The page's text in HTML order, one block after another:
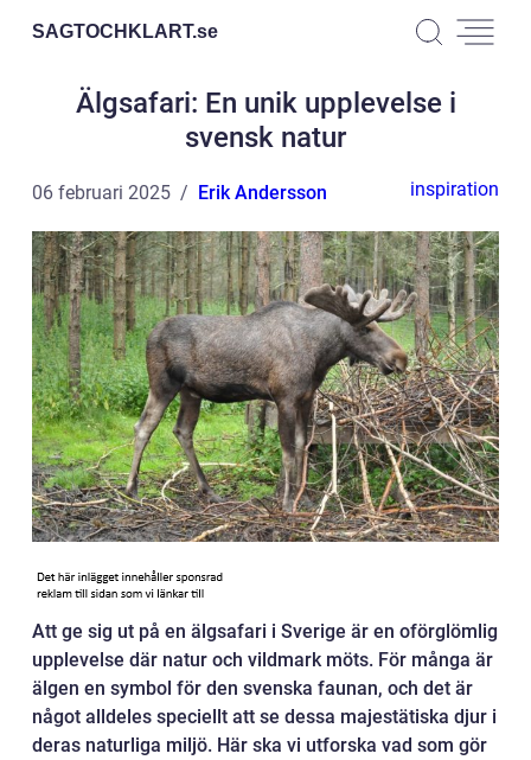
SAGTOCHKLART.se
Älgsafari: En unik upplevelse i
svensk natur
06 februari 2025 Erik Andersson inspiration
Att ge sig ut på en älgsafari i Sverige är en oförglömlig
upplevelse där natur och vildmark möts. För många är
älgen en symbol för den svenska faunan, och det är
något alldeles speciellt att se dessa majestätiska djur i
deras naturliga miljö. Här ska vi utforska vad som gör